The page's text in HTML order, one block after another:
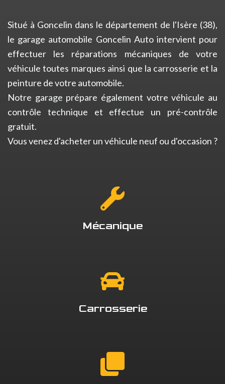
Situé à Goncelin dans le département de l'Isère (38),
le garage automobile Goncelin Auto intervient pour
effectuer les réparations mécaniques de votre
véhicule toutes marques ainsi que la carrosserie et la
peinture de votre automobile.
Notre garage prépare également votre véhicule au
contrôle technique et effectue un pré-contrôle
gratuit.
Vous venez d'acheter un véhicule neuf ou d'occasion ?
Mécanique
Carrosserie